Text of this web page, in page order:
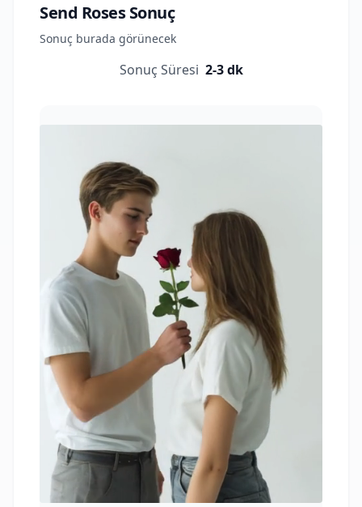
Send Roses Sonuç
Sonuç burada görünecek
Sonuç Süresi 2-3 dk